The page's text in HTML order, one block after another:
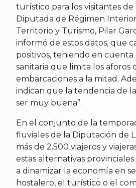
turístico para los visitantes
Diputada de Régimen
Territorio y Turismo, Pilar
informó de estos datos, que
positivos, teniendo en cuenta
sanitaria que limita los aforos
embarcaciones a la mitad.
indican que la tendencia de
ser muy buena”.
En el conjunto de la
fluviales de la Diputación de
más de 2.500 viajeros y
estas alternativas
a dinamizar la economía en
hostalero, el turístico o el